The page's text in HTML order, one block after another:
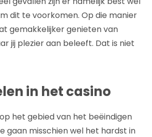
dit te voorkomen. Op die manier
gemakkelijker genieten van
jij plezier aan beleeft. Dat is niet
in het casino
het gebied van het beëindigen
gaan misschien wel het hardst in